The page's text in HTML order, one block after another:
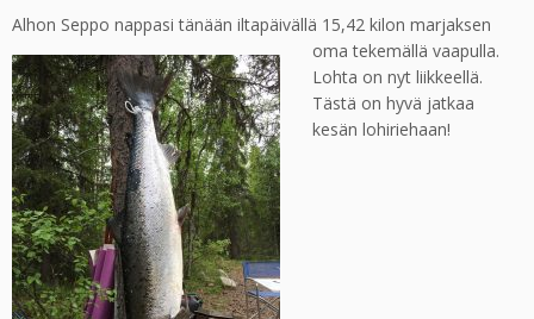
Alhon Seppo nappasi tänään iltapäivällä 15,42 kilon marjaksen
oma tekemällä vaapulla.
Lohta on nyt liikkeellä.
Tästä on hyvä jatkaa
kesän lohiriehaan!